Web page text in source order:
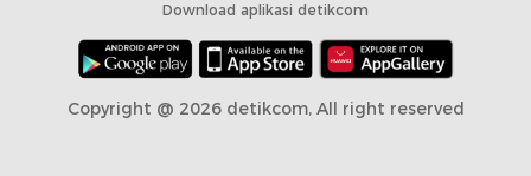
Download aplikasi detikcom
Copyright @ 2026 detikcom, All right reserved